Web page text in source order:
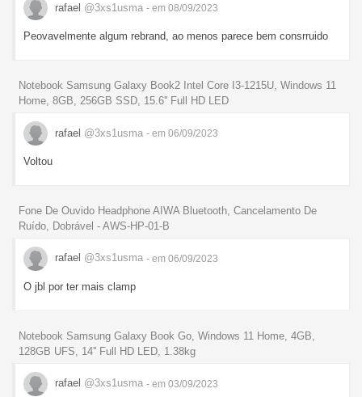
rafael @3xs1usma - em 08/09/2023
Peovavelmente algum rebrand, ao menos parece bem consrruido
Notebook Samsung Galaxy Book2 Intel Core I3-1215U, Windows 11
Home, 8GB, 256GB SSD, 15.6'' Full HD LED
rafael @3xs1usma - em 06/09/2023
Voltou
Fone De Ouvido Headphone AIWA Bluetooth, Cancelamento De
Ruído, Dobrável - AWS-HP-01-B
rafael @3xs1usma - em 06/09/2023
O jbl por ter mais clamp
Notebook Samsung Galaxy Book Go, Windows 11 Home, 4GB,
128GB UFS, 14'' Full HD LED, 1.38kg
rafael @3xs1usma - em 03/09/2023